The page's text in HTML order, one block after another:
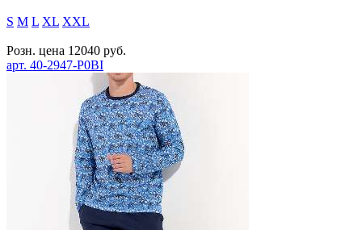
S M L XL XXL
Розн. цена 12040 руб.
арт. 40-2947-P0BI